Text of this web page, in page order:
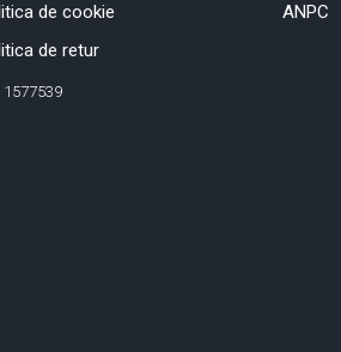
de cookie
de retur
ANPC
1577539